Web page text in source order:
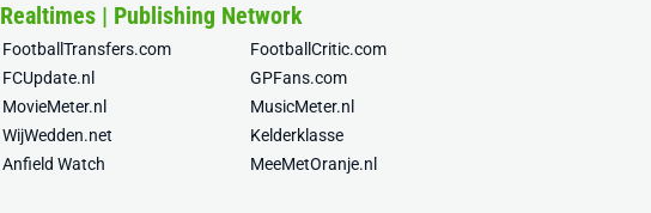
Realtimes | Publishing Network
FootballTransfers.com
FootballCritic.com
FCUpdate.nl
GPFans.com
MovieMeter.nl
MusicMeter.nl
WijWedden.net
Kelderklasse
Anfield Watch
MeeMetOranje.nl